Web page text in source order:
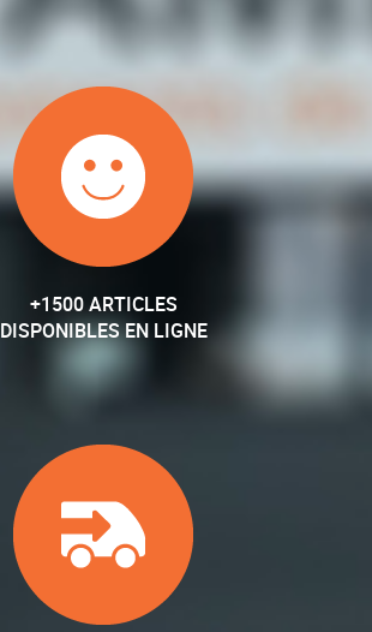
+1500 ARTICLES
DISPONIBLES EN LIGNE